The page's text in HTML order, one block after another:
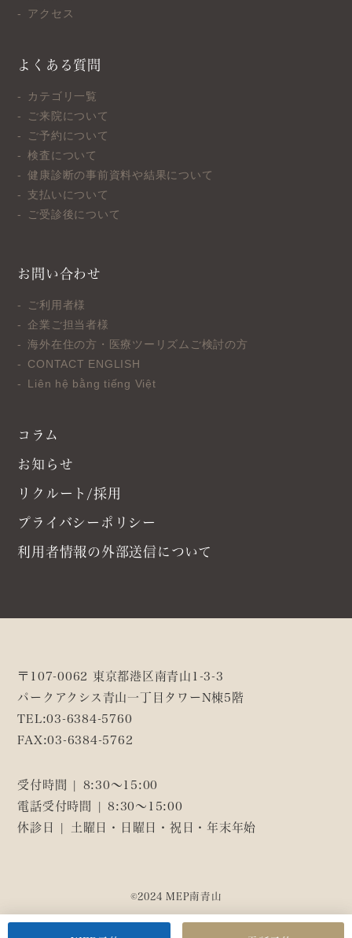
アクセス
よくある質問
カテゴリ一覧
ご来院について
ご予約について
検査について
健康診断の事前資料や結果について
支払いについて
ご受診後について
お問い合わせ
ご利用者様
企業ご担当者様
海外在住の方・医療ツーリズムご検討の方
CONTACT ENGLISH
Liên hệ bằng tiếng Việt
コラム
お知らせ
リクルート/採用
プライバシーポリシー
利用者情報の外部送信について
〒107-0062 東京都港区南青山1-3-3
パークアクシス青山一丁目タワーN棟5階
TEL:03-6384-5760
FAX:03-6384-5762
受付時間 | 8:30～15:00
電話受付時間 | 8:30～15:00
休診日 | 土曜日・日曜日・祝日・年末年始
©2024 MEP南青山